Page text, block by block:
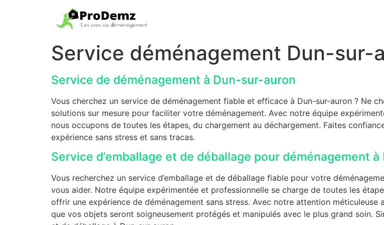
Service déménagement Dun-sur-
Service de déménagement à Dun-sur-auron
Vous cherchez un service de déménagement fiable et efficace à Dun-sur-auron ? Ne
solutions sur mesure pour faciliter votre déménagement. Avec notre équipe
nous occupons de toutes les étapes, du chargement au déchargement. Faites
expérience sans stress et sans tracas.
Service d’emballage et de déballage pour déménagement
Vous recherchez un service d’emballage et de déballage fiable pour votre
vous aider. Notre équipe expérimentée et professionnelle se charge de toutes les
offrir une expérience de déménagement sans stress. Avec notre attention
que vos objets seront soigneusement protégés et manipulés avec le plus grand soin.